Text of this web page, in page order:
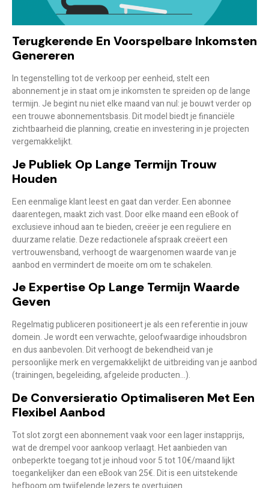
Terugkerende En Voorspelbare Inkomsten
Genereren
In tegenstelling tot de verkoop per eenheid, stelt een
abonnement je in staat omje inkomsten te spreidenop de lange
termijn. Je begint nu niet elke maand van nul: je bouwt verder op
een trouwe abonnementsbasis. Dit model biedt je financiële
zichtbaarheid die planning, creatie en investering in je projecten
vergemakkelijkt.
Je Publiek Op Lange Termijn Trouw
Houden
Een eenmalige klant leest en gaat dan verder. Een abonnee
daarentegen, maakt zich vast. Door elke maand een eBook of
exclusieve inhoud aan te bieden, creëer je eenreguliere en
duurzame relatie. Deze redactionele afspraak creëert een
vertrouwensband, verhoogt de waargenomen waarde van je
aanbod en vermindert de moeite om om te schakelen.
Je Expertise Op Lange Termijn Waarde
Geven
Regelmatig publiceren positioneert je als eenreferentie in jouw
domein. Je wordt een verwachte, geloofwaardige inhoudsbron
en dus aanbevolen. Dit verhoogt de bekendheid van je
persoonlijke merk en vergemakkelijkt de uitbreiding van je aanbod
(trainingen, begeleiding, afgeleide producten…).
De Conversieratio Optimaliseren Met Een
Flexibel Aanbod
Tot slot zorgt een abonnement vaak voor eenlager instapprijs,
wat de drempel voor aankoop verlaagt. Het aanbieden van
onbeperkte toegang tot je inhoud voor 5 tot 10€/maand lijkt
toegankelijker dan een eBook van 25€. Dit is een uitstekende